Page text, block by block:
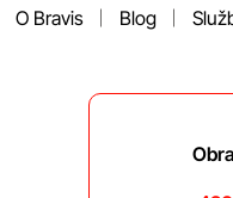
O Bravis
Blog